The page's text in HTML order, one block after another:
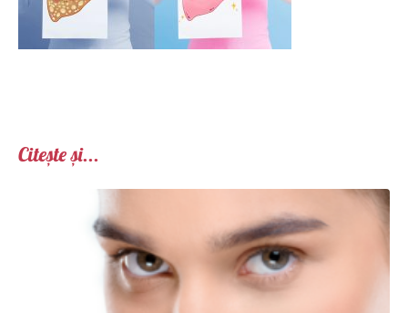
Citește și...